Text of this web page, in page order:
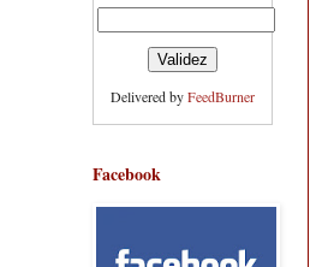
Delivered byFeedBurner
Facebook